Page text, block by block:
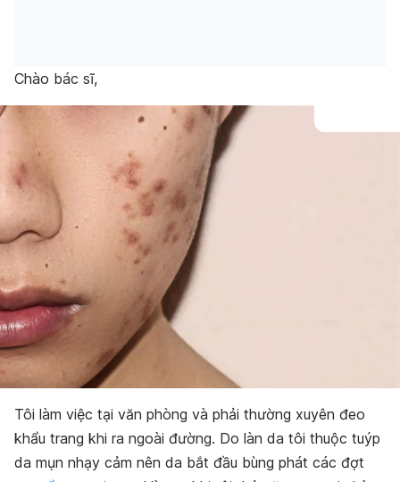
Chào bác sĩ,
Tôi làm việc tại văn phòng và phải thường xuyên đeo
khẩu trang khi ra ngoài đường. Do làn da tôi thuộc tuýp
da mụn nhạy cảm nên da bắt đầu bùng phát các đợt